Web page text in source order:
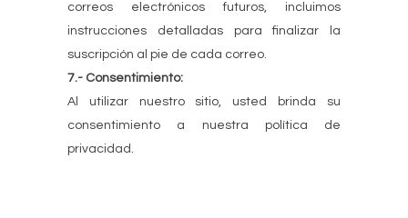
correos electrónicos futuros, incluimos
instrucciones detalladas para finalizar la
suscripción al pie de cada correo.
7.- Consentimiento:
Al utilizar nuestro sitio, usted brinda su
consentimiento a nuestra política de
privacidad.